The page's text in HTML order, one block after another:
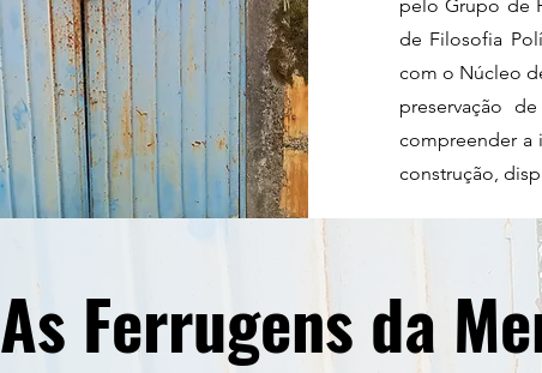
pelo Grupo de
de Filosofia
com o Núcleo
preservação
compreender a
construção,
As Ferrugens da